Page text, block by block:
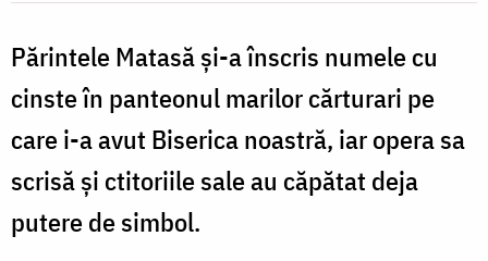
Părintele Matasă și-a înscris numele cu
cinste în panteonul marilor cărturari pe
care i-a avut Biserica noastră, iar opera sa
scrisă și ctitoriile sale au căpătat deja
putere de simbol.